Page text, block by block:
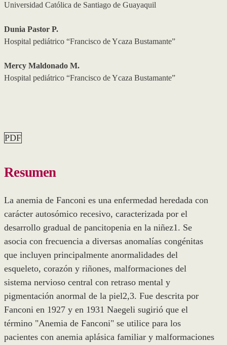
Universidad Católica de Santiago de Guayaquil
Dunia Pastor P.
Hospital pediátrico “Francisco de Ycaza Bustamante”
Mercy Maldonado M.
Hospital pediátrico “Francisco de Ycaza Bustamante”
PDF
Resumen
La anemia de Fanconi es una enfermedad heredada con
carácter autosómico recesivo, caracterizada por el
desarrollo gradual de pancitopenia en la niñez1. Se
asocia con frecuencia a diversas anomalías congénitas
que incluyen principalmente anormalidades del
esqueleto, corazón y riñones, malformaciones del
sistema nervioso central con retraso mental y
pigmentación anormal de la piel2,3. Fue descrita por
Fanconi en 1927 y en 1931 Naegeli sugirió que el
término "Anemia de Fanconi" se utilice para los
pacientes con anemia aplásica familiar y malformaciones